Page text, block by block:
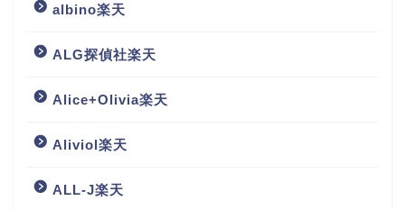
albino楽天
ALG探偵社楽天
Alice+Olivia楽天
Aliviol楽天
ALL-J楽天